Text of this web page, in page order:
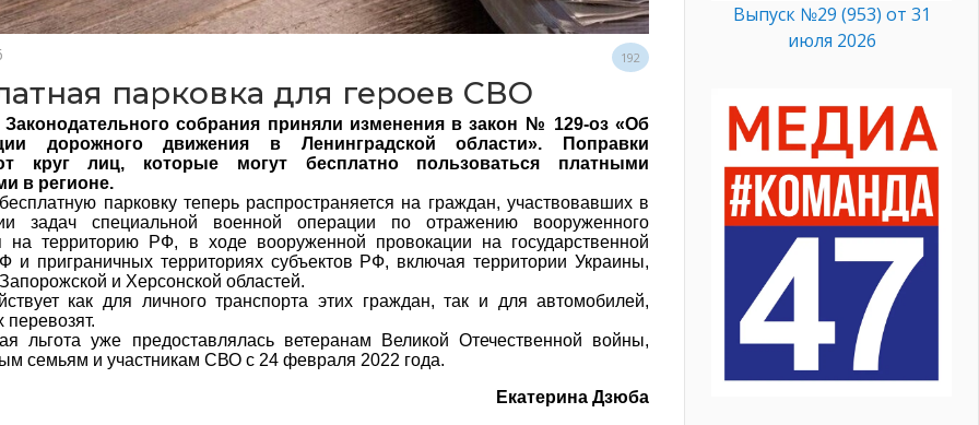
192
парковка для героев СВО
собрания приняли изменения в закон № 129-оз «Об
дорожного движения в Ленинградской области». Поправки
круг лиц, которые могут бесплатно пользоваться платными
в регионе.
парковку теперь распространяется на граждан, участвовавших в
задач специальной военной операции по отражению вооруженного
на территорию РФ, в ходе вооруженной провокации на государственной
и приграничных территориях субъектов РФ, включая территории Украины,
и Херсонской областей.
как для личного транспорта этих граждан, так и для автомобилей,
перевозят.
льгота уже предоставлялась ветеранам Великой Отечественной войны,
семьям и участникам СВО с 24 февраля 2022 года.
Екатерина Дзюба
Выпуск №29 (953) от 31
июля 2026